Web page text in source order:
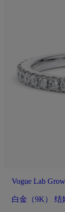
Vogue Lab
白金（9K） 结